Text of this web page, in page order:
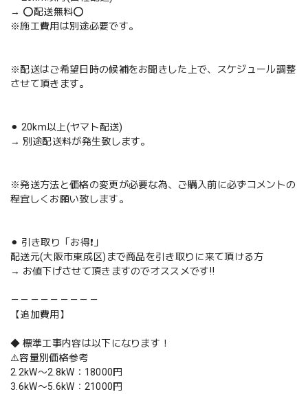
→ ⭕️配送無料⭕️
※施工費用は別途必要です。
※配送はご希望日時の候補をお聞きした上で、スケジュール調整
させて頂きます。
⚫︎ 20km以上(ヤマト配送)
→ 別途配送料が発生致します。
※発送方法と価格の変更が必要な為、ご購入前に必ずコメントの
程宜しくお願い致します。
⚫︎ 引き取り「お得❗️」
配送元(大阪市東成区)まで商品を引き取りに来て頂ける方
→ お値下げさせて頂きますのでオススメです‼️
－－－－－－－－－
【追加費用】
◆ 標準工事内容は以下になります！
⚠️容量別価格参考
2.2kW〜2.8kW：18000円
3.6kW〜5.6kW：21000円